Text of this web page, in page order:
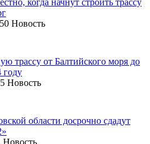
когда начнут строить трассу
Новость
трассу от Балтийского моря до
году
Новость
области досрочно сдадут
Новость